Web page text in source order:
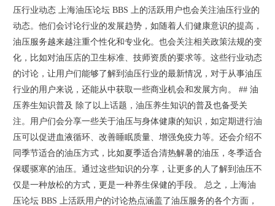
压行业动态 上海油压论坛 BBS 上的活跃用户也会关注油压行业的
动态。他们会讨论行业的发展趋势，如随着人们健康意识的提高，
油压服务越来越注重个性化和专业化。也会关注相关政策法规的变
化，比如对油压店的卫生标准、技师资质的要求等。这些行业动态
的讨论，让用户们能够了解到油压行业的最新情况，对于从事油压
行业的用户来说，还能从中获取一些商业机会和发展方向。 ## 油
压养生知识普及 除了以上话题，油压养生知识的普及也备受关
注。用户们会分享一些关于油压与身体健康的知识，如定期进行油
压可以促进血液循环、改善睡眠质量、增强免疫力等。还会介绍不
同季节适合的油压方式，比如夏季适合清热解暑的油压，冬季适合
保暖驱寒的油压。通过这些知识的分享，让更多的人了解到油压不
仅是一种放松的方式，更是一种养生保健的手段。 总之，上海油
压论坛 BBS 上活跃用户的讨论热点涵盖了油压服务的各个方面，